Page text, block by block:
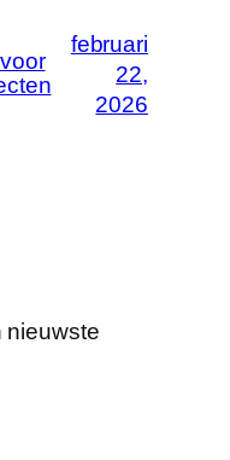
februari
22,
2026
nieuwste